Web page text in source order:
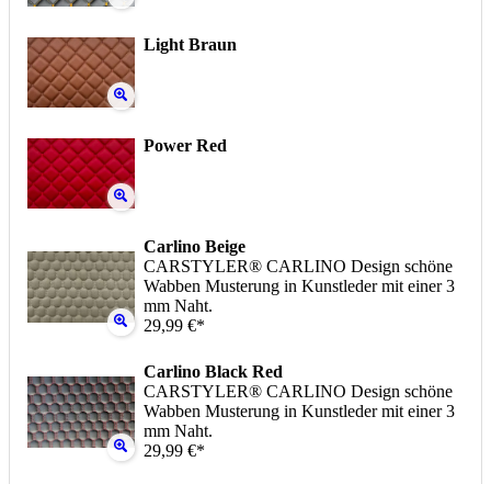
Light Braun
Power Red
Carlino Beige
CARSTYLER® CARLINO Design schöne
Wabben Musterung in Kunstleder mit einer 3
mm Naht.
29,99 €*
Carlino Black Red
CARSTYLER® CARLINO Design schöne
Wabben Musterung in Kunstleder mit einer 3
mm Naht.
29,99 €*